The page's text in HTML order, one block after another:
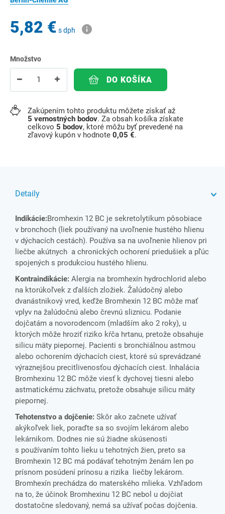
5,82 € s dph
Množstvo
DO KOŠÍKA
Zakúpením tohto produktu môžete získať až
5 vernostných bodov. Za obsah košíka získate
celkovo 5 bodov, ktoré môžu byť prevedené na
zľavový kupón v hodnote 0,05 €.
Detaily
Indikácie:Bromhexin 12 BC je sekretolytikum pôsobiace
v bronchoch (liek používaný na uvoľnenie hustého hlienu
v dýchacích cestách). Používa sa na uvoľnenie hlienov pri
liečbe akútnych a chronických ochorení priedušiek a pľúc
spojených s produkciou hustého hlienu.
Kontraindikácie: Alergia na bromhexín hydrochlorid alebo
na ktorúkoľvek z ďalších zložiek. Žalúdočný alebo
dvanástnikový vred, keďže Bromhexin 12 BC môže mať
vplyv na žalúdočnú alebo črevnú sliznicu. Podanie
dojčatám a novorodencom (mladším ako 2 roky), u
ktorých môže hroziť riziko kŕča hrtanu, pretože obsahuje
silicu mäty piepornej. Pacienti s bronchiálnou astmou
alebo ochorením dýchacích ciest, ktoré sú sprevádzané
výraznejšou precitlivenosťou dýchacích ciest. Inhalácia
Bromhexinu 12 BC môže viesť k dychovej tiesni alebo
astmatickému záchvatu, pretože obsahuje silicu mäty
piepornej.
Tehotenstvo a dojčenie: Skôr ako začnete užívať
akýkoľvek liek, poraďte sa so svojím lekárom alebo
lekárnikom. Dodnes nie sú žiadne skúsenosti
s používaním tohto lieku u tehotných žien, preto sa
Bromhexin 12 BC má podávať tehotným ženám len po
prísnom posúdení prínosu a rizika liečby lekárom.
Bromhexín prechádza do materského mlieka. Vzhľadom
na to, že účinok Bromhexinu 12 BC nebol u dojčiat
dostatočne sledovaný, nemá sa užívať počas dojčenia.